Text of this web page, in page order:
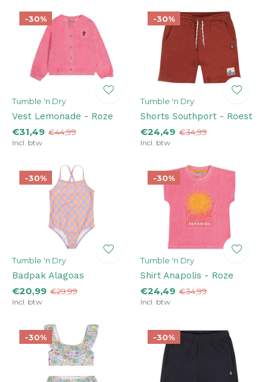
-30%
Tumble 'n Dry
Vest Lemonade - Roze
€31,49 €44,99
Incl. btw
-30%
Tumble 'n Dry
Shorts Southport - Roest
€24,49 €34,99
Incl. btw
-30%
Tumble 'n Dry
Badpak Alagoas
€20,99 €29,99
Incl. btw
-30%
Tumble 'n Dry
Shirt Anapolis - Roze
€24,49 €34,99
Incl. btw
-30% -30%